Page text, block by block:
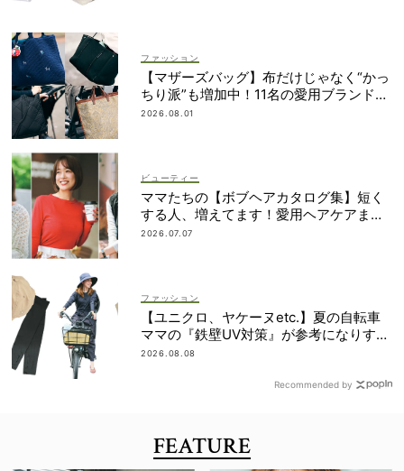
ファッション
【マザーズバッグ】布だけじゃなく“かっ
ちり派”も増加中！11名の愛用ブランド
は？
2026.08.01
ビューティー
ママたちの【ボブヘアカタログ集】短く
する人、増えてます！愛用ヘアケアまで
全部見せ
2026.07.07
ファッション
【ユニクロ、ヤケーヌetc.】夏の自転車
ママの『鉄壁UV対策』が参考になりすぎ
る！
2026.08.08
Recommended by
FEATURE